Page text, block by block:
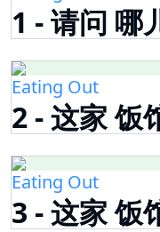
1 - 请问 哪
Eating Out
2 - 这家 饭
Eating Out
3 - 这家 饭